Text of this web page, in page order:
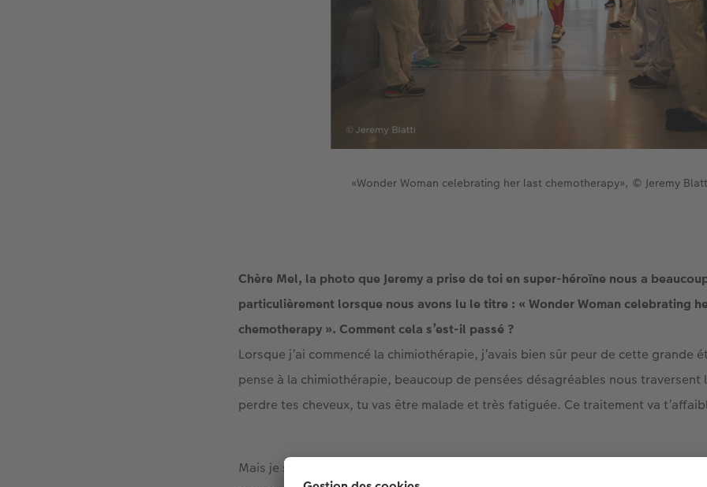
«Wonder Woman celebrating her last chemotherapy», © Jeremy
Chère Mel, la photo que Jeremy a prise de toi en super-héroïne nous a
particulièrement lorsque nous avons lu le titre : « Wonder Woman celebrating
chemotherapy ». Comment cela s’est-il passé ?
Lorsque j’ai commencé la chimiothérapie, j’avais bien sûr peur de cette grande
pense à la chimiothérapie, beaucoup de pensées désagréables nous traversent
perdre tes cheveux, tu vas être malade et très fatiguée. Ce traitement va
Mais je suis une personne très joyeuse et optimiste. Même dans des situations